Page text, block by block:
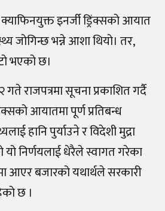
इनर्जी ड्रिंक्सको आयात
जोगिन्छ भन्ने आशा थियो। तर,
भएको छ।
राजपत्रमा सूचना प्रकाशित गर्दै
आयातमा पूर्ण प्रतिबन्ध
हानि पुर्याउने र विदेशी मुद्रा
यो निर्णयलाई धेरैले स्वागत गरेका
आएर बजारको यथार्थले सरकारी
छ ।